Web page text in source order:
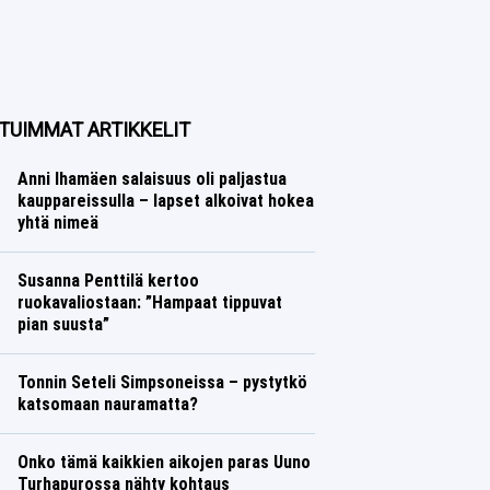
ARTIKKELIT
Anni Ihamäen salaisuus oli paljastua
kauppareissulla – lapset alkoivat hokea
yhtä nimeä
Susanna Penttilä kertoo
ruokavaliostaan: ”Hampaat tippuvat
pian suusta”
Tonnin Seteli Simpsoneissa – pystytkö
katsomaan nauramatta?
Onko tämä kaikkien aikojen paras Uuno
Turhapurossa nähty kohtaus